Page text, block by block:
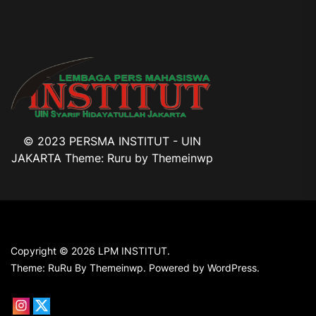
© 2023 PERSMA INSTITUT - UIN
JAKARTA Theme: Ruru by Themeinwp
Copyright © 2026 LPM INSTITUT.
Theme: RuRu By Themeinwp. Powered by WordPress.
Instagram
X